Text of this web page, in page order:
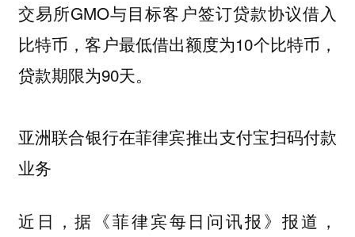
交易所GMO与目标客户签订贷款协议借入
比特币，客户最低借出额度为10个比特币，
贷款期限为90天。
亚洲联合银行在菲律宾推出支付宝扫码付款
业务
近日，据《菲律宾每日问讯报》报道，